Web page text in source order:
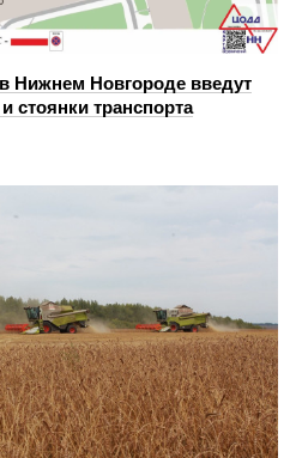
Нижнем Новгороде введут
стоянки транспорта